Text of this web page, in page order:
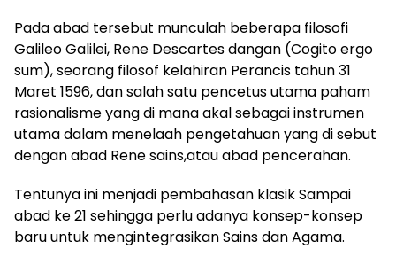
Pada abad tersebut munculah beberapa filosofi
Galileo Galilei, Rene Descartes dangan (Cogito ergo
sum), seorang filosof kelahiran Perancis tahun 31
Maret 1596, dan salah satu pencetus utama paham
rasionalisme yang di mana akal sebagai instrumen
utama dalam menelaah pengetahuan yang di sebut
dengan abad Rene sains,atau abad pencerahan.
Tentunya ini menjadi pembahasan klasik Sampai
abad ke 21 sehingga perlu adanya konsep-konsep
baru untuk mengintegrasikan Sains dan Agama.